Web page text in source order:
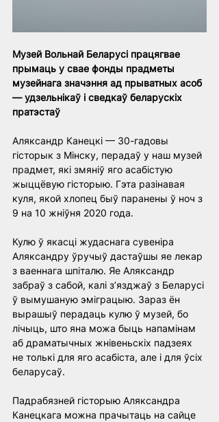
Музей Вольнай Беларусі працягвае
прымаць у свае фонды прадметы
музейнага значэння ад прыватных асоб
— удзельнікаў і сведкаў беларускіх
пратэстаў
Аляксандр Канецкі — 30-гадовы
гісторык з Мінску, перадаў у наш музей
прадмет, які змяніў яго асабістую
жыццёвую гісторыю. Гэта разінавая
куля, якой хлопец быў паранены ў ноч з
9 на 10 жніўня 2020 года.
Кулю ў якасці жудаснага сувеніра
Аляксандру ўручыў дастаўшы яе лекар
з ваеннага шпіталю. Яе Аляксандр
забраў з сабой, калі з’язджаў з Беларусі
ў вымушаную эміграцыю. Зараз ён
вырашыў перадаць кулю ў музей, бо
лічыць, што яна можа быць напамінам
аб драматычных жнівеньскіх падзеях
не толькі для яго асабіста, але і для ўсіх
беларусаў.
Падрабязней гісторыю Аляксандра
Канецкага можна прачытаць на сайце